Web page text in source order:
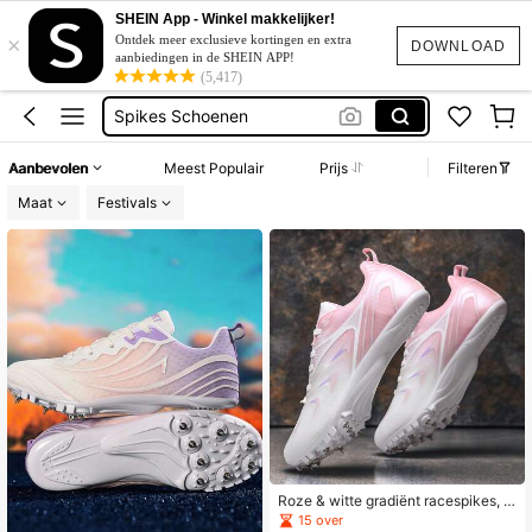
DOWNLOAD
×
SHEIN App - Winkel makkelijker!
Ontdek meer exclusieve kortingen en extra
aanbiedingen in de SHEIN APP!
(5,417)
Atletiek
Race Fiets
Spikes Schoenen
Spikes Atletiek
Katoen
Atletiek
Aanbevolen Meest Populair Prijs
Filteren
Maat
Festivals
Roze & witte gradiënt racespikes, a
demende atletiekschoenen voor tie
15 over